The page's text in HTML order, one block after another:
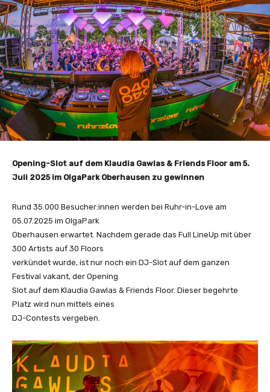
Opening-Slot auf dem Klaudia Gawlas & Friends Floor am 5.
Juli 2025 im OlgaPark Oberhausen zu gewinnen
Rund 35.000 Besucher:innen werden bei Ruhr-in-Love am
05.07.2025 im OlgaPark
Oberhausen erwartet. Nachdem gerade das Full LineUp mit über
300 Artists auf 30 Floors
verkündet wurde, ist nur noch ein DJ-Slot auf dem ganzen
Festival vakant, der Opening
Slot auf dem Klaudia Gawlas & Friends Floor. Dieser begehrte
Platz wird nun mittels eines
DJ-Contests vergeben.